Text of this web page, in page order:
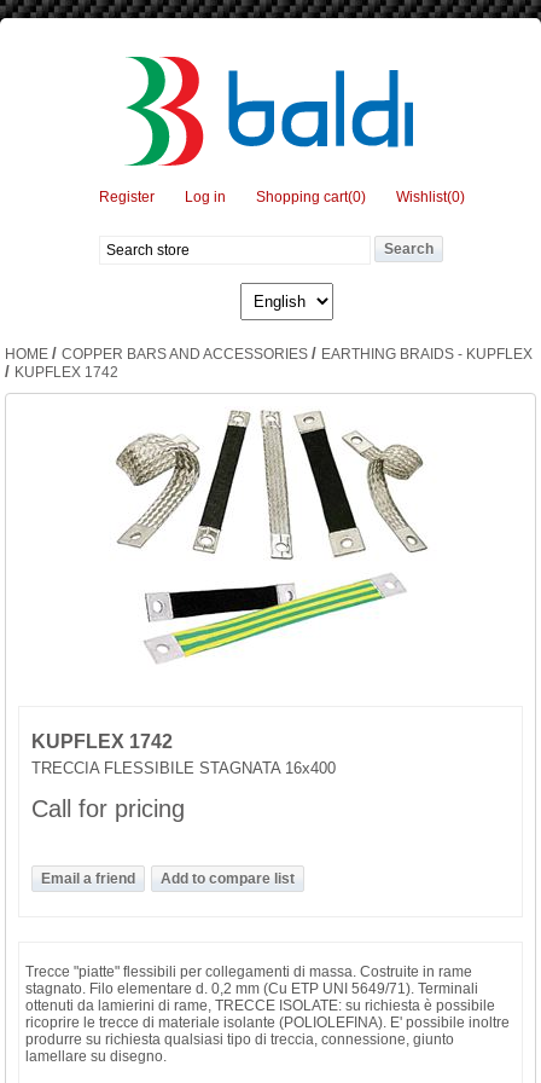
Register Log in Shopping cart(0) Wishlist(0)
HOME / COPPER BARS AND ACCESSORIES / EARTHING BRAIDS - KUPFLEX
/ KUPFLEX 1742
KUPFLEX 1742
TRECCIA FLESSIBILE STAGNATA 16x400
Call for pricing
Trecce "piatte" flessibili per collegamenti di massa. Costruite in rame
stagnato. Filo elementare d. 0,2 mm (Cu ETP UNI 5649/71). Terminali
ottenuti da lamierini di rame, TRECCE ISOLATE: su richiesta è possibile
ricoprire le trecce di materiale isolante (POLIOLEFINA). E' possibile inoltre
produrre su richiesta qualsiasi tipo di treccia, connessione, giunto
lamellare su disegno.